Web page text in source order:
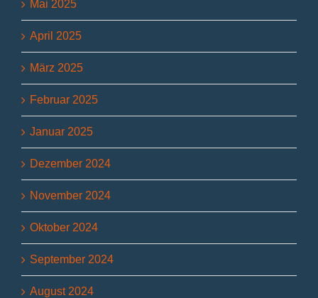
Mai 2025
April 2025
März 2025
Februar 2025
Januar 2025
Dezember 2024
November 2024
Oktober 2024
September 2024
August 2024